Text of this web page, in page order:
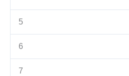
5
6
7